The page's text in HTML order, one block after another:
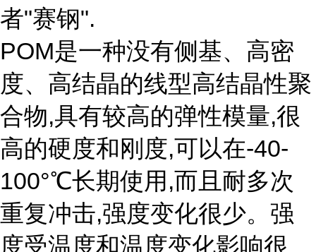
者"赛钢".
POM是一种没有侧基、高密
度、高结晶的线型高结晶性聚
合物,具有较高的弹性模量,很
高的硬度和刚度,可以在-40-
100°℃长期使用,而且耐多次
重复冲击,强度变化很少。强
度受温度和温度变化影响很